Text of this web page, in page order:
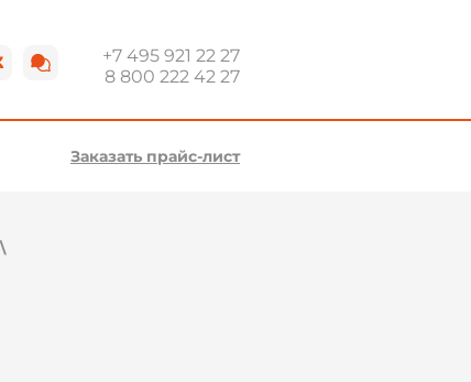
+7 495 921 22 27
8 800 222 42 27
Заказать прайс-лист
\